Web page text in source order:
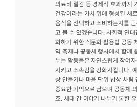
의료비 절감 등 경제적 효과까지
건강이라는 가치 위에 형성된 새
음식을 선택하고 소비하는지를
고 볼 수 있겠습니다. 사회적 연
화하기 위한 식문화 활용법 공동
역 축제나 공동체 행사에서 함께
누는 활동들은 자연스럽게 참여
시키고 소속감을 강화시킵니다.
상 만들기나 마을 단위 밥상 차림
중요한 기억으로 남으며 공동체
죠. 세대 간 이야기 나누기 통한